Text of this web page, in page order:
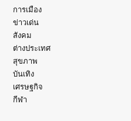
การเมือง
ข่าวเด่น
สังคม
ต่างประเทศ
สุขภาพ
บันเทิง
เศรษฐกิจ
กีฬา